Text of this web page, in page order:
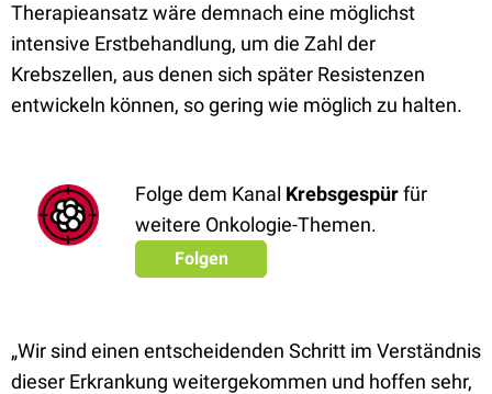
Therapieansatz wäre demnach eine möglichst
intensive Erstbehandlung, um die Zahl der
Krebszellen, aus denen sich später Resistenzen
entwickeln können, so gering wie möglich zu halten.
Folge dem Kanal Krebsgespürfür
weitere Onkologie-Themen.
Folgen
„Wir sind einen entscheidenden Schritt im Verständnis
dieser Erkrankung weitergekommen und hoffen sehr,